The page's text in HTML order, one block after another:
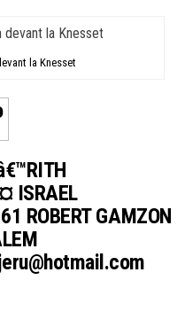
a
la Knesset
ISRAEL
ROBERT GAMZON